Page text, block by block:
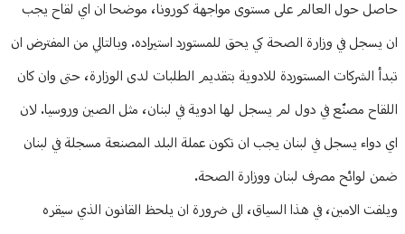
حاصل حول العالم على مستوى مواجهة كورونا، موضحا ان اي لقاح يجب
ان يسجل في وزارة الصحة كي يحق للمستورد استيراده. وبالتالي من المفترض ان
تبدأ الشركات المستوردة للادوية بتقديم الطلبات لدى الوزارة، حتى وان كان
اللقاح مصنّع في دول لم يسجل لها ادوية في لبنان، مثل الصين وروسيا. لان
اي دواء يسجل في لبنان يجب ان تكون عملة البلد المصنعة مسجلة في لبنان
ضمن لوائح مصرف لبنان ووزارة الصحة.
ويلفت الامين، في هذا السياق، الى ضرورة ان يلحظ القانون الذي سيقره